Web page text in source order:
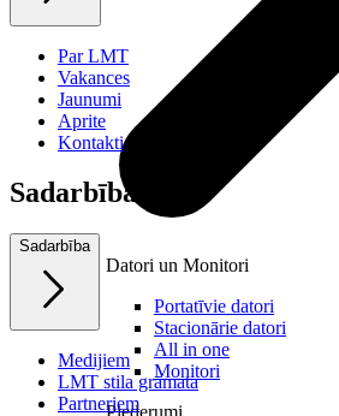
Datori un Monitori
Portatīvie datori
Stacionārie datori
All in one
Monitori
Piederumi
Par LMT
Vakances
Jaunumi
Aprite
Kontakti
Sadarbība
Sadarbība
Medijiem
LMT stila grāmata
Partneriem